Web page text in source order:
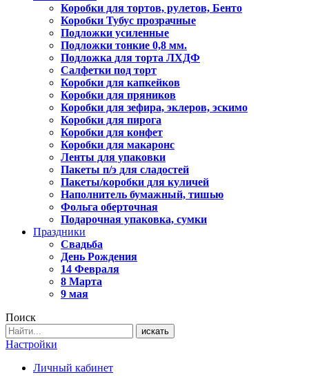
Коробки для тортов, рулетов, Бенто
Коробки Тубус прозрачные
Подложки усиленные
Подложки тонкие 0,8 мм.
Подложка для торта ЛХДФ
Салфетки под торт
Коробки для капкейков
Коробки для пряников
Коробки для зефира, эклеров, эскимо
Коробки для пирога
Коробки для конфет
Коробки для макаронс
Ленты для упаковки
Пакеты п/э для сладостей
Пакеты/коробки для куличей
Наполнитель бумажный, тишью
Фольга оберточная
Подарочная упаковка, сумки
Праздники
Свадьба
День Рождения
14 Февраля
8 Марта
9 мая
Поиск
искать
Настройки
Личный кабинет